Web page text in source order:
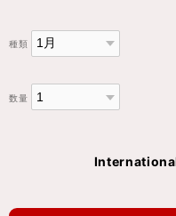
種類
数量